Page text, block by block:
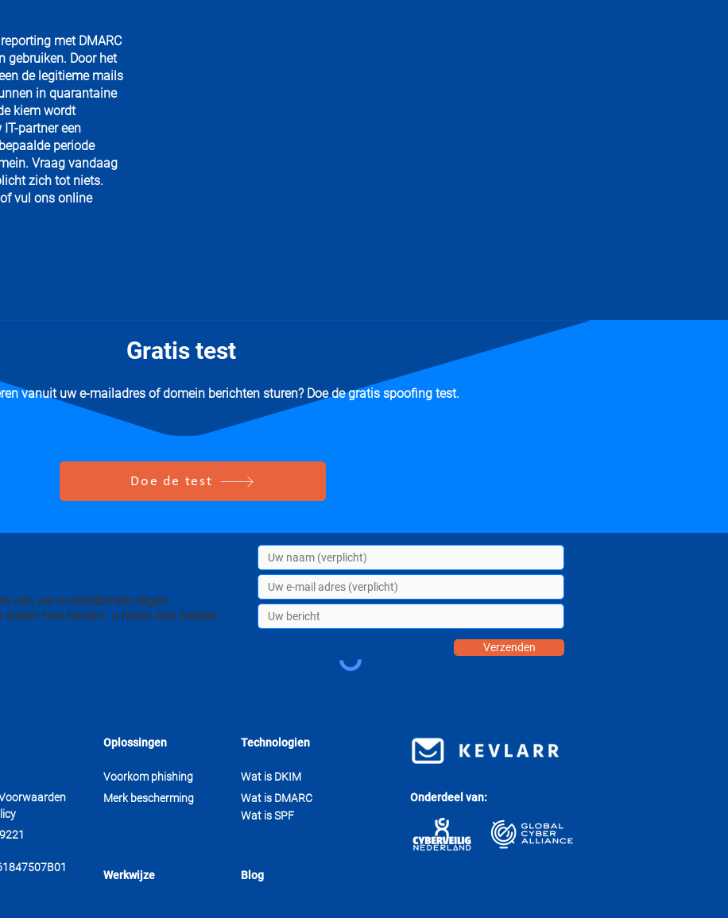
met DMARC
gebruiken. Door het
de legitieme mails
in quarantaine
kiem wordt
partner een
periode
Vraag vandaag
zich tot niets.
vul ons online
vanuit uw e-mailadres of domein berichten sturen? Doe de gratis spoofing test.
Gratis test
Doe de test
van uw e-maildomein tegen
hoe Kevlarr u hierin kan helpen,
Verzenden
Oplossingen Technologien
Voorkom phishing
Merk bescherming
Wat is DKIM
Wat is DMARC
Wat is SPF
Werkwijze Blog
Onderdeel van: